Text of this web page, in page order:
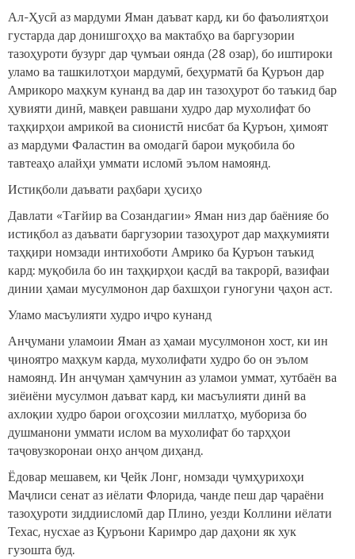
Ал-Ҳусӣ аз мардуми Яман даъват кард, ки бо фаъолиятҳои
густарда дар донишгоҳҳо ва мактабҳо ва баргузории
тазоҳуроти бузург дар ҷумъаи оянда (28 озар), бо иштироки
уламо ва ташкилотҳои мардумӣ, беҳурматӣ ба Қуръон дар
Амрикоро маҳкум кунанд ва дар ин тазоҳурот бо таъкид бар
ҳувияти динӣ, мавқеи равшани худро дар мухолифат бо
таҳқирҳои амрикоӣ ва сионистӣ нисбат ба Қуръон, ҳимоят
аз мардуми Фаластин ва омодагӣ барои муқобила бо
тавтеаҳо алайҳи уммати исломӣ эълом намоянд.
Истиқболи даъвати раҳбари ҳусиҳо
Давлати «Тағйир ва Созандагии» Яман низ дар баёнияе бо
истиқбол аз даъвати баргузории тазоҳурот дар маҳкумияти
таҳқири номзади интихоботи Амрико ба Қуръон таъкид
кард: муқобила бо ин таҳқирҳои қасдӣ ва такрорӣ, вазифаи
динии ҳамаи мусулмонон дар бахшҳои гуногуни ҷаҳон аст.
Уламо масъулияти худро иҷро кунанд
Анҷумани уламоии Яман аз ҳамаи мусулмонон хост, ки ин
ҷиноятро маҳкум карда, мухолифати худро бо он эълом
намоянд. Ин анҷуман ҳамчунин аз уламои уммат, хутбаён ва
зиёиёни мусулмон даъват кард, ки масъулияти динӣ ва
ахлоқии худро барои огоҳсозии миллатҳо, мубориза бо
душманони уммати ислом ва мухолифат бо тарҳҳои
таҷовузкоронаи онҳо анҷом диҳанд.
Ёдовар мешавем, ки Ҷейк Лонг, номзади ҷумҳурихоҳи
Маҷлиси сенат аз иёлати Флорида, чанде пеш дар ҷараёни
тазоҳуроти зиддиисломӣ дар Плино, уезди Коллини иёлати
Техас, нусхае аз Қуръони Каримро дар даҳони як хук
гузошта буд.